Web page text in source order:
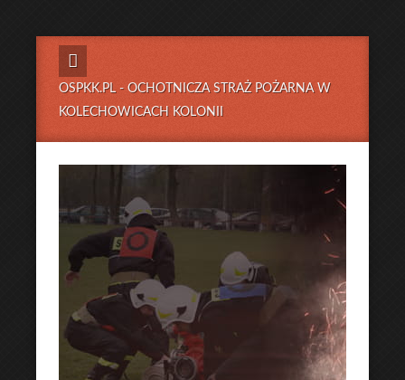
OSPKK.PL - OCHOTNICZA STRAŻ POŻARNA W
KOLECHOWICACH KOLONII